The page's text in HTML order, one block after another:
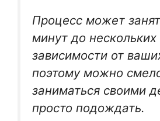
Процесс может
минут до нескольких
зависимости от
поэтому можно
заниматься своими
просто подождать.